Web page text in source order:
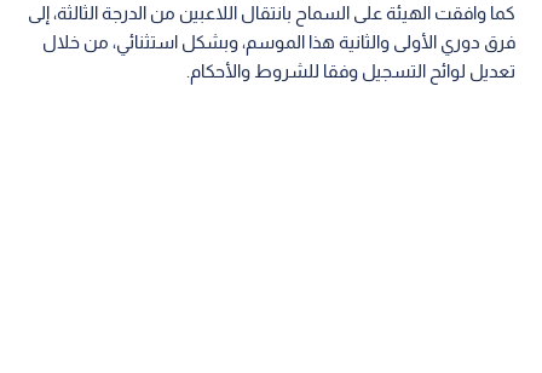
كما وافقت الهيئة على السماح بانتقال اللاعبين من الدرجة الثالثة، إلى
فرق دوري الأولى والثانية هذا الموسم، وبشكل استثنائي، من خلال
تعديل لوائح التسجيل وفقا للشروط والأحكام.